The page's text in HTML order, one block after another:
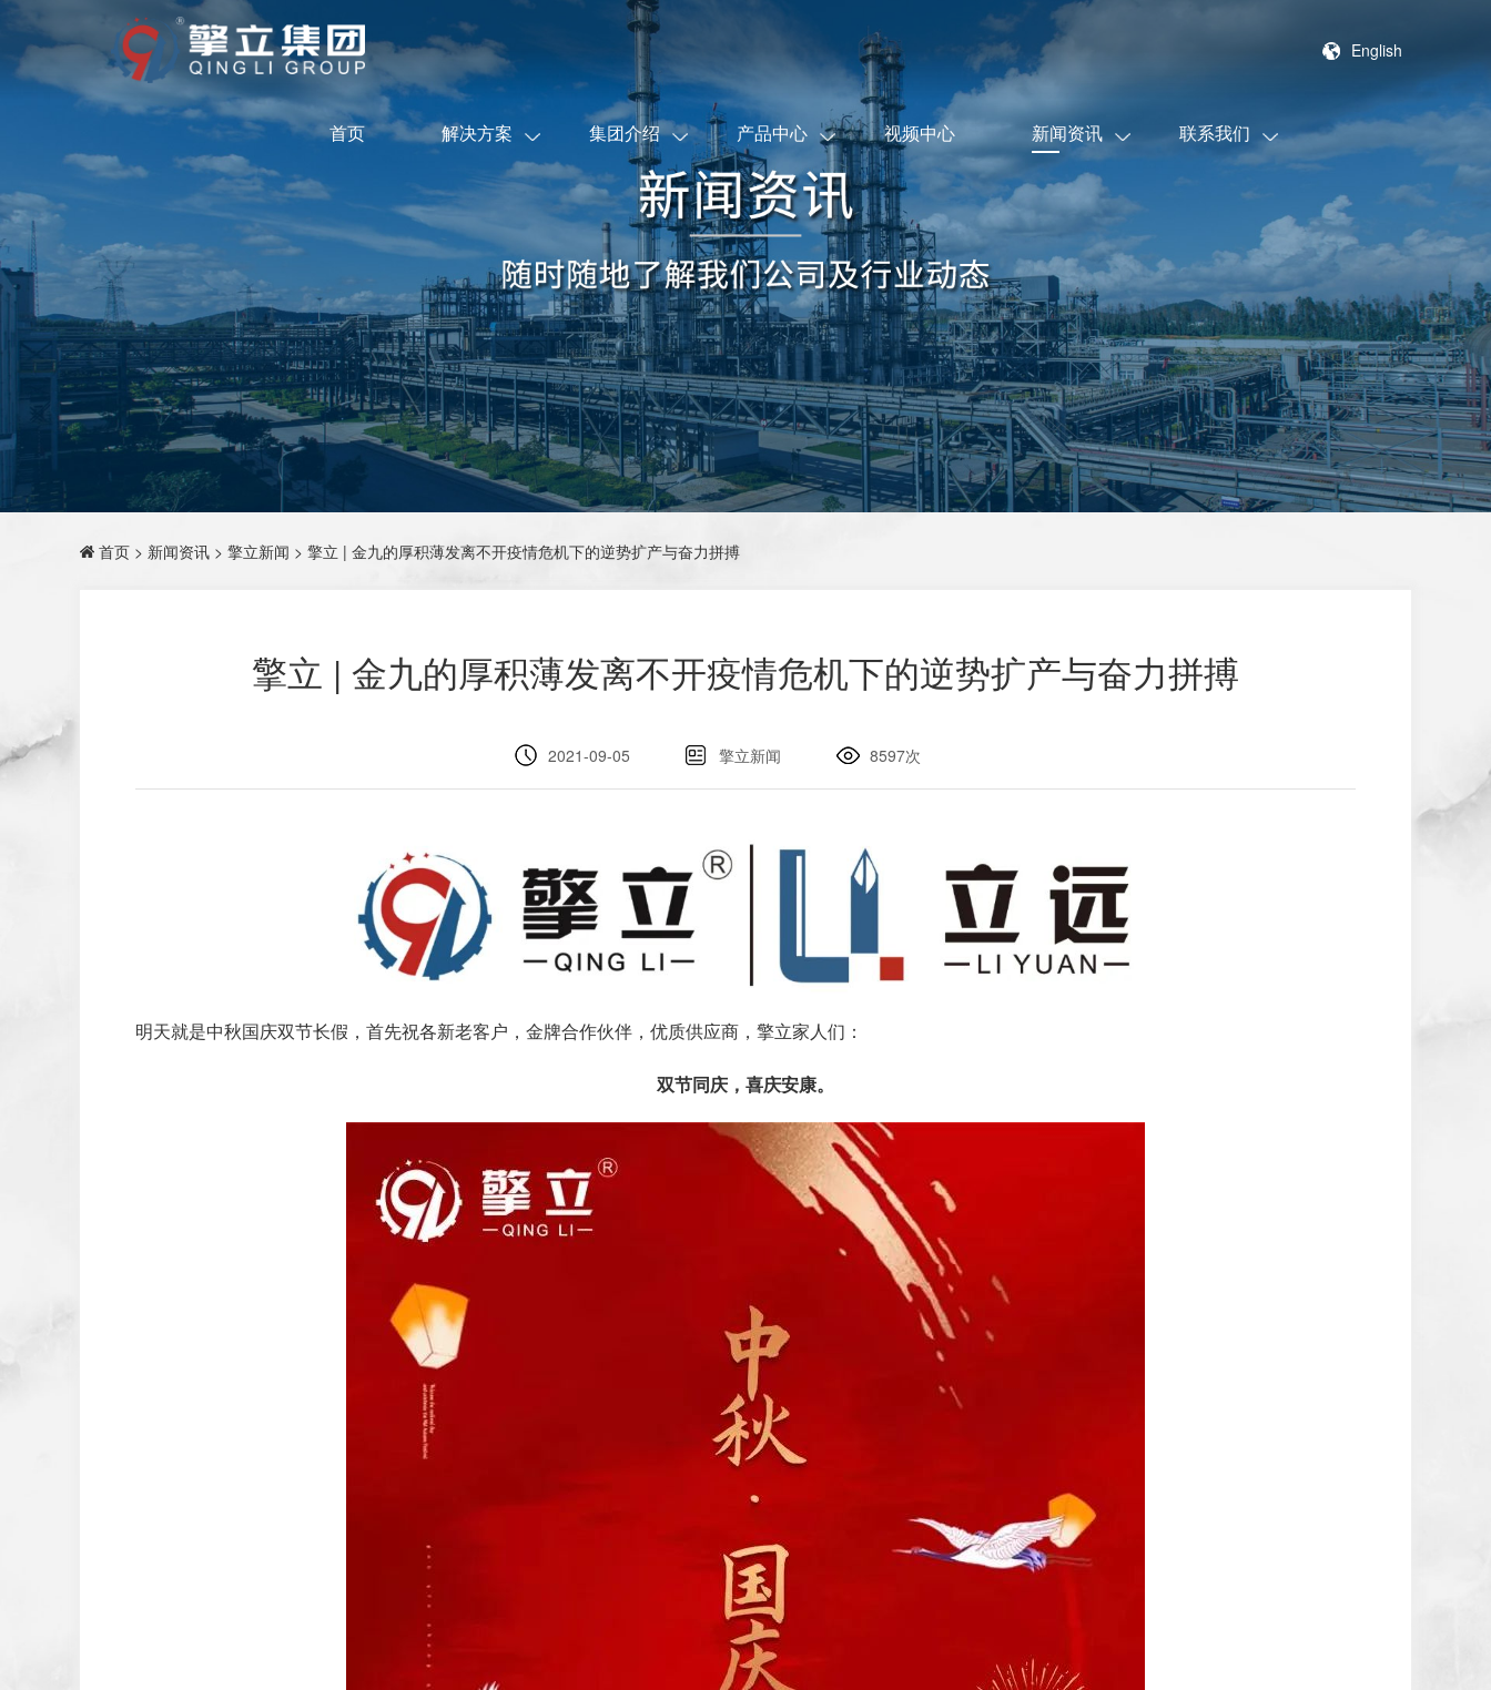
English
首页 解决方案 集团介绍 产品中心 视频中心 新闻资讯 联系我们
首页 > 新闻资讯 > 擎立新闻 > 擎立 | 金九的厚积薄发离不开疫情危机下的逆势扩产与奋力拼搏
擎立 | 金九的厚积薄发离不开疫情危机下的逆势扩产与奋力拼搏
2021-09-05 擎立新闻 8597次
明天就是中秋国庆双节长假，首先祝各新老客户，金牌合作伙伴，优质供应商，擎立家人们：
双节同庆，喜庆安康。